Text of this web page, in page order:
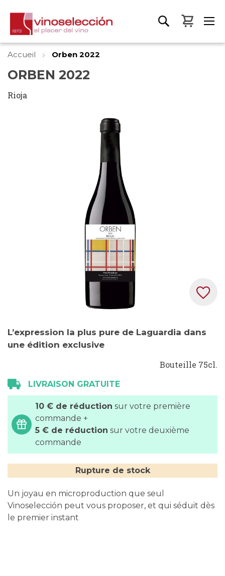
Mon
Accueil Orben 2022
ORBEN 2022
Rioja
to
the
the
images
L’expression la plus pure de Laguardia dans
une édition exclusive
Bouteille 75cl.
LIVRAISON GRATUITE
10 € de réduction sur votre première
commande +
5 € de réduction sur votre deuxième
commande
Rupture de stock
Un joyau en microproduction que seul
Vinoselección peut vous proposer, et qui séduit dès
le premier instant